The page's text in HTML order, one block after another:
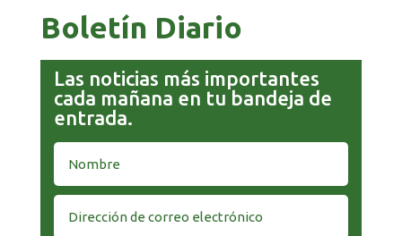
Boletín Diario
Las noticias más importantes
cada mañana en tu bandeja de
entrada.